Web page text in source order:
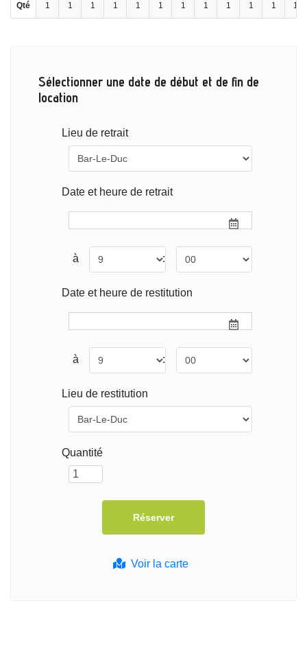
Qté 1 1 1 1 1 1 1 1 1 1 1 1
Sélectionner une date de début et de fin de
location
Voir la carte
Lieu de retrait
Date et heure de retrait
à :
Date et heure de restitution
à :
Lieu de restitution
Quantité